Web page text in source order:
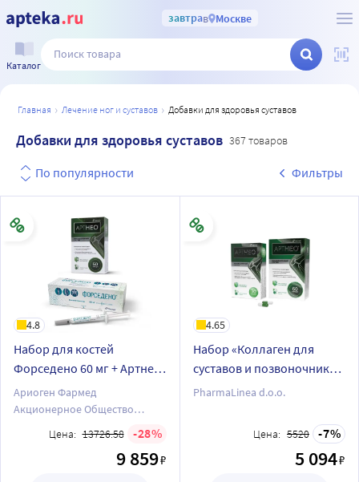
завтрав Москве
Каталог
главная лечение ног и суставов добавки для здоровья суставов
Добавки для здоровья суставов 367 товаров
По популярности Фильтры
4.8
Набор для костей
Форседено 60 мг + Артнео
60 капс.
Ариоген Фармед
Акционерное Общество
Петровакс Фарм"
Цена: 13726.58 28
9 859₽
4.65
Набор «Коллаген для
суставов и позвоночника»
АРТНЕО N30 + АРТНЕО N60
PharmaLinea d.o.o.
Цена: 5520 7
5 094₽